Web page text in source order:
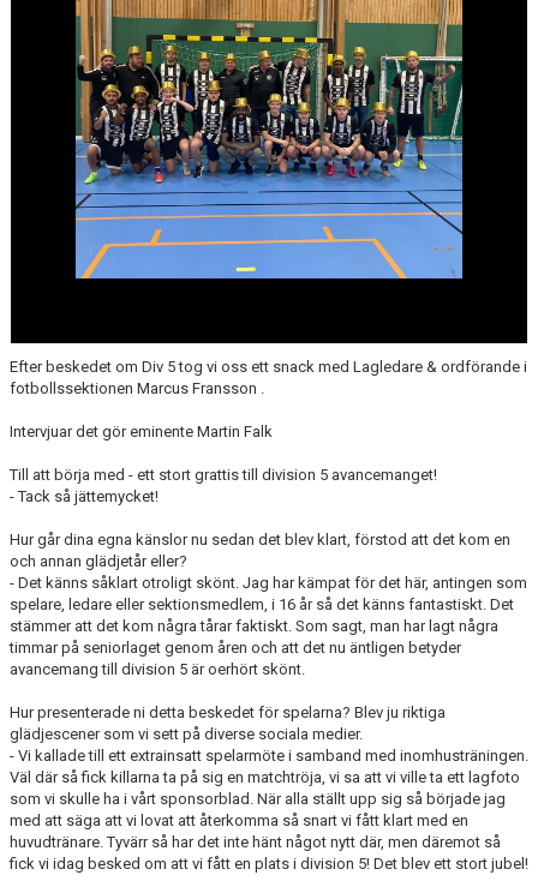
Efter beskedet om Div 5 tog vi oss ett snack med Lagledare & ordförande i
fotbollssektionen Marcus Fransson .
Intervjuar det gör eminente Martin Falk
Till att börja med - ett stort grattis till division 5 avancemanget!
- Tack så jättemycket!
Hur går dina egna känslor nu sedan det blev klart, förstod att det kom en
och annan glädjetår eller?
- Det känns såklart otroligt skönt. Jag har kämpat för det här, antingen som
spelare, ledare eller sektionsmedlem, i 16 år så det känns fantastiskt. Det
stämmer att det kom några tårar faktiskt. Som sagt, man har lagt några
timmar på seniorlaget genom åren och att det nu äntligen betyder
avancemang till division 5 är oerhört skönt.
Hur presenterade ni detta beskedet för spelarna? Blev ju riktiga
glädjescener som vi sett på diverse sociala medier.
- Vi kallade till ett extrainsatt spelarmöte i samband med inomhusträningen.
Väl där så fick killarna ta på sig en matchtröja, vi sa att vi ville ta ett lagfoto
som vi skulle ha i vårt sponsorblad. När alla ställt upp sig så började jag
med att säga att vi lovat att återkomma så snart vi fått klart med en
huvudtränare. Tyvärr så har det inte hänt något nytt där, men däremot så
fick vi idag besked om att vi fått en plats i division 5! Det blev ett stort jubel!